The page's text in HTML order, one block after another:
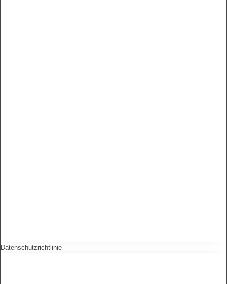
Datenschutzrichtlinie